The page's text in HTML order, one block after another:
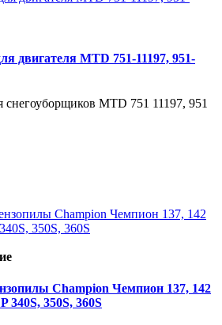
двигателя MTD 751-11197, 951-
MTD 751 11197, 951
Champion Чемпион 137, 142
340S, 350S, 360S